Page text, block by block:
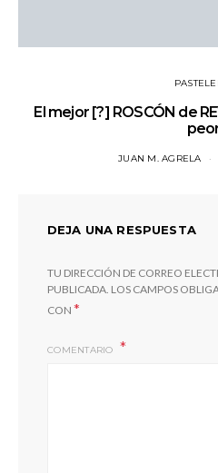
El mejor [?] ROSCÓN de
JUAN M. AGRELA
DEJA UNA RESPUESTA
TU DIRECCIÓN DE CORREO
PUBLICADA. LOS CAMPOS
CON *
COMENTARIO